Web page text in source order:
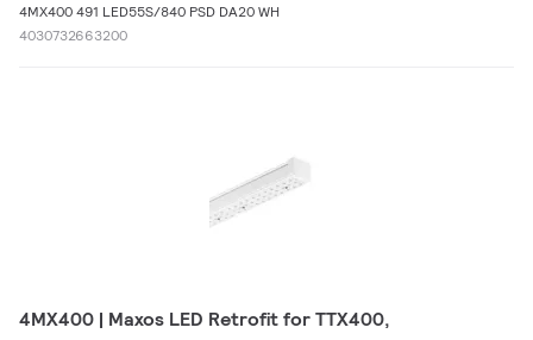
4MX400 491 LED55S/840 PSD DA20 WH
4030732663200
4MX400 | Maxos LED Retrofit for TTX400,